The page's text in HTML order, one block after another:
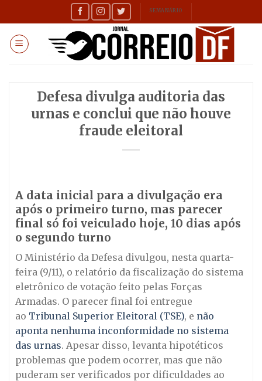
to
content
SEMANÁRIO
Defesa divulga auditoria das
urnas e conclui que não houve
fraude eleitoral
A data inicial para a divulgação era
após o primeiro turno, mas parecer
final só foi veiculado hoje, 10 dias após
o segundo turno
O Ministério da Defesa divulgou, nesta quarta-
feira (9/11), o relatório da fiscalização do sistema
eletrônico de votação feito pelas Forças
Armadas. O parecer final foi entregue
ao Tribunal Superior Eleitoral (TSE), e não
aponta nenhuma inconformidade no sistema
das urnas. Apesar disso, levanta hipotéticos
problemas que podem ocorrer, mas que não
puderam ser verificados por dificuldades ao